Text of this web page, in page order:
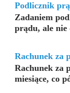
Podlicznik
Zadaniem
prądu, ale nie
Rachunek za
Rachunek za
miesiące, co